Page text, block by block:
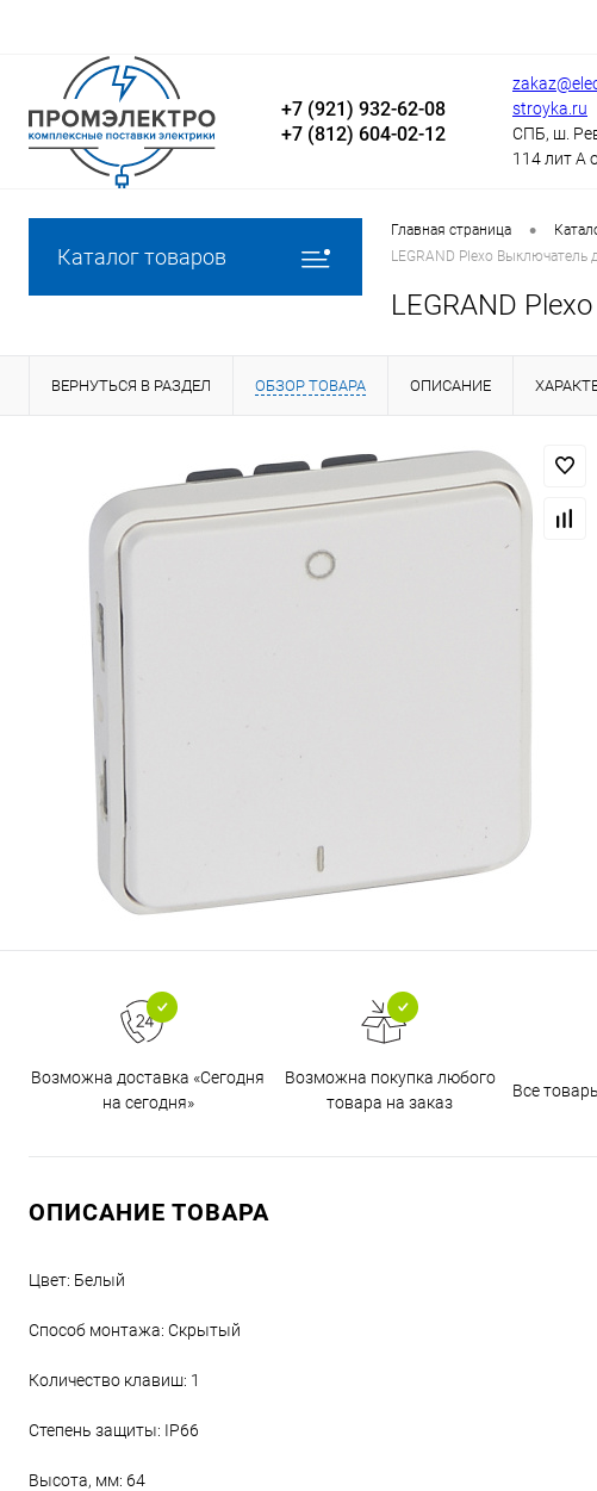
+7 (921) 932-62-08
+7 (812) 604-02-12
stroyka.ru
СПБ, ш.
114 лит А
Каталог товаров
Главная страница •
LEGRAND Plexo
LEGRAND
ВЕРНУТЬСЯ В РАЗДЕЛ ОБЗОР ТОВАРА ОПИСАНИЕ
Возможна доставка «Сегодня
на сегодня»
Возможна покупка любого
товара на заказ
Все
ОПИСАНИЕ ТОВАРА
Цвет: Белый
Способ монтажа: Скрытый
Количество клавиш: 1
Степень защиты: IP66
Высота, мм: 64